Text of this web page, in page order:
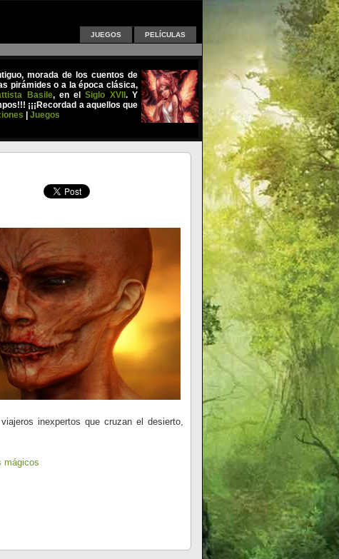
JUEGOS PELÍCULAS
morada de los cuentos de
pirámides o a la época clásica,
Basile, en elSiglo XVII . Y
¡¡¡Recordad a aquellos que
Juegos
inexpertos que cruzan el desierto,
mágicos